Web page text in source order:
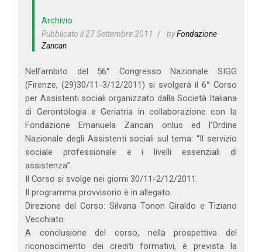
Archivio
Pubblicato il 27 Settembre 2011
byFondazione
Zancan
Nell’ambito del 56° Congresso Nazionale SIGG
(Firenze, (29)30/11-3/12/2011) si svolgerà il 6° Corso
per Assistenti sociali organizzato dalla Società Italiana
di Gerontologia e Geriatria in collaborazione con la
Fondazione Emanuela Zancan onlus ed l’Ordine
Nazionale degli Assistenti sociali sul tema: “Il servizio
sociale professionale e i livelli essenziali di
assistenza”.
Il Corso si svolge nei giorni 30/11-2/12/2011.
Il programma provvisorio è in allegato.
Direzione del Corso: Silvana Tonon Giraldo e Tiziano
Vecchiato
A conclusione del corso, nella prospettiva del
riconoscimento dei crediti formativi, è prevista la